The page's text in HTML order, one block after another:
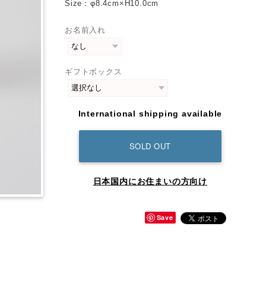
Size：φ8.4cm×H10.0cm
お名前入れ
ギフトボックス
International shipping available
SOLD OUT
日本国内にお住まいの方向け
Save